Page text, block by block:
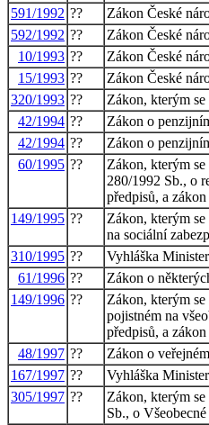
591/1992 ??
Zákon České
592/1992 ??
Zákon České
10/1993 ??
Zákon České
15/1993 ??
Zákon České
320/1993 ??
Zákon, kterým
42/1994 ??
Zákon o
42/1994 ??
Zákon o
60/1995 ??
Zákon, kterým
280/1992 Sb., o
předpisů, a
149/1995 ??
Zákon, kterým
na sociální
310/1995 ??
Vyhláška
61/1996 ??
Zákon o
149/1996 ??
Zákon, kterým
pojistném na
předpisů, a
48/1997 ??
Zákon o
167/1997 ??
Vyhláška
305/1997 ??
Zákon, kterým
Sb., o